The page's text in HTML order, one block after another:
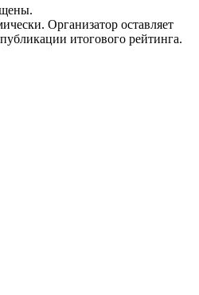
Организатор оставляет
итогового рейтинга.